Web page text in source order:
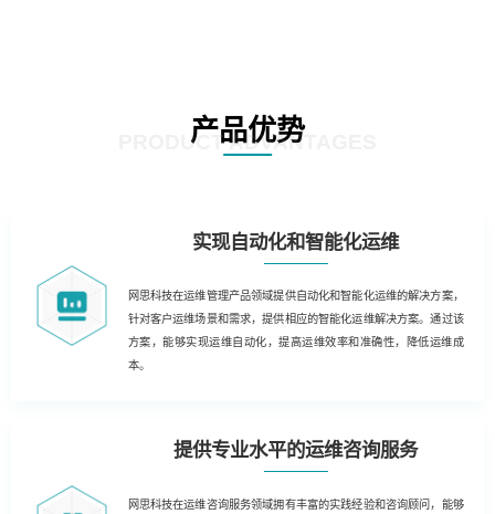
产品优势
PRODUCT ADVANTAGES
实现自动化和智能化运维
网思科技在运维管理产品领域提供自动化和智能化运维的解决方案，
针对客户运维场景和需求，提供相应的智能化运维解决方案。通过该
方案，能够实现运维自动化，提高运维效率和准确性，降低运维成
本。
提供专业水平的运维咨询服务
网思科技在运维咨询服务领域拥有丰富的实践经验和咨询顾问，能够